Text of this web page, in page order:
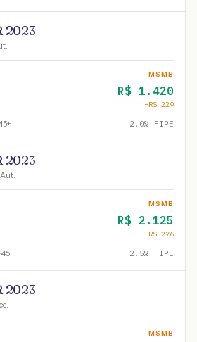
2023
MSMB
R$ 1.420
−R$ 229
2.0% FIPE
2023
Aut.
MSMB
R$ 2.125
−R$ 276
45 2.5% FIPE
2023
MSMB